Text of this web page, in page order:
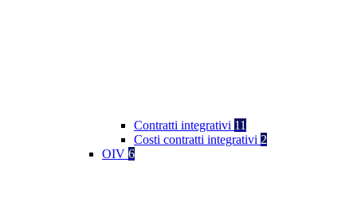
Contratti integrativi 11
Costi contratti integrativi 2
OIV 6